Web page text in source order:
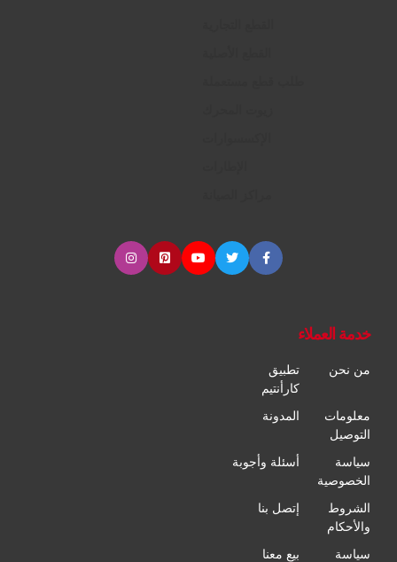
خدمة العملاء
من نحن
تطبيق
كارأنتيم
معلومات
التوصيل
المدونة
سياسة
الخصوصية
أسئلة وأجوبة
الشروط
والأحكام
إتصل بنا
سياسة بيع معنا